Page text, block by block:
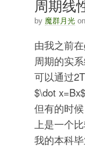
周期线
by 魔群月光
由我之前
周期的实
可以通过
$\dot x=Bx$
但有的时
上是一个
我的本科